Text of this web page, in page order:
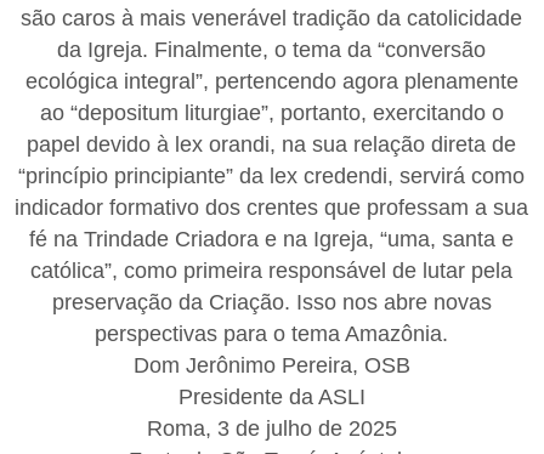
são caros à mais venerável tradição da catolicidade
da Igreja. Finalmente, o tema da “conversão
ecológica integral”, pertencendo agora plenamente
ao “depositum liturgiae”, portanto, exercitando o
papel devido à lex orandi, na sua relação direta de
“princípio principiante” da lex credendi, servirá como
indicador formativo dos crentes que professam a sua
fé na Trindade Criadora e na Igreja, “uma, santa e
católica”, como primeira responsável de lutar pela
preservação da Criação. Isso nos abre novas
perspectivas para o tema Amazônia.
Dom Jerônimo Pereira, OSB
Presidente da ASLI
Roma, 3 de julho de 2025